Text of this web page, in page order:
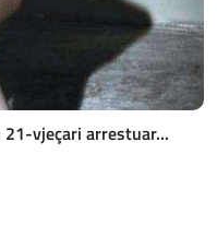
vjeçari arrestuar...